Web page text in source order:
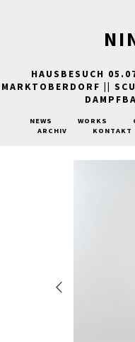
HAUSBESUCH
MARKTOBERDORF ||
NEWS WORKS
ARCHIV
KONTAKT